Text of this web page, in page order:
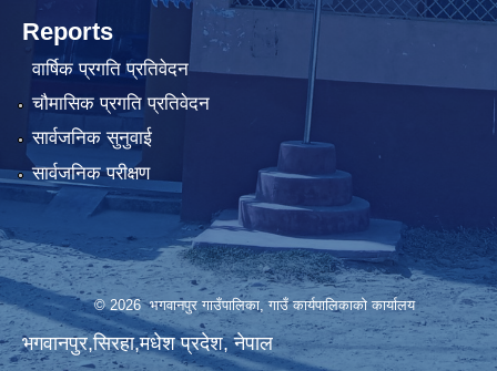
Reports
वार्षिक प्रगति प्रतिवेदन
चौमासिक प्रगति प्रतिवेदन
सार्वजनिक सुनुवाई
सार्वजनिक परीक्षण
© 2026 भगवानपुर गाउँपालिका, गाउँ कार्यपालिकाको कार्यालय
भगवानपुर,सिरहा,मधेश प्रदेश, नेपाल